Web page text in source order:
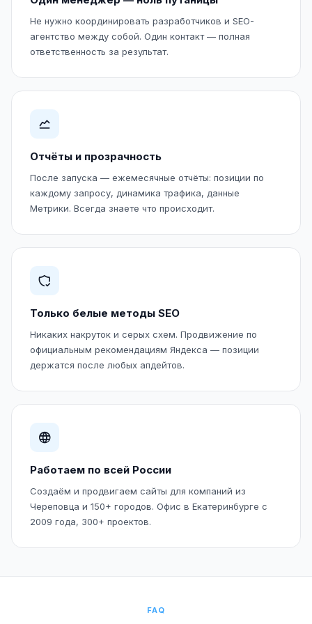
Не нужно координировать разработчиков и SEO-
агентство между собой. Один контакт — полная
ответственность за результат.
Отчёты и прозрачность
После запуска — ежемесячные отчёты: позиции по
каждому запросу, динамика трафика, данные
Метрики. Всегда знаете что происходит.
Только белые методы SEO
Никаких накруток и серых схем. Продвижение по
официальным рекомендациям Яндекса — позиции
держатся после любых апдейтов.
Работаем по всей России
Создаём и продвигаем сайты для компаний из
Череповца и 150+ городов. Офис в Екатеринбурге с
2009 года, 300+ проектов.
FAQ